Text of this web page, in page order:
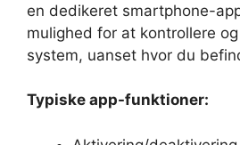
en dedikeret smartphone-
mulighed for at kontrollere
system, uanset hvor du
Typiske app-funktioner: